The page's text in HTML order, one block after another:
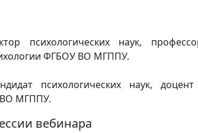
психологических наук,
ФГБОУ ВО МГППУ.
психологических наук,
ВО МГППУ.
вебинара